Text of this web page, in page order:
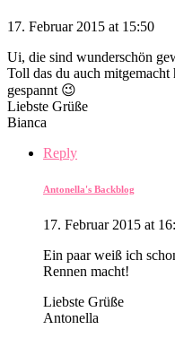
17. Februar 2015 at 15:50
Ui, die sind wunderschön
Toll das du auch
gespannt 😉
Liebste Grüße
Bianca
Reply
Antonella's Backblog
17. Februar 2015 at
Ein paar weiß ich
Rennen macht!
Liebste Grüße
Antonella